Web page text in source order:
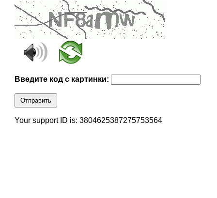
Введите код с картинки:
Отправить
Your support ID is: 3804625387275753564